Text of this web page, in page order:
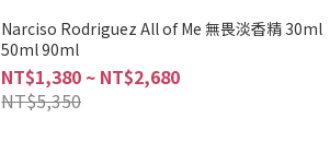
Narciso Rodriguez All of Me 無畏淡香精 30ml
50ml 90ml
NT$1,380 ~ NT$2,680
NT$5,350